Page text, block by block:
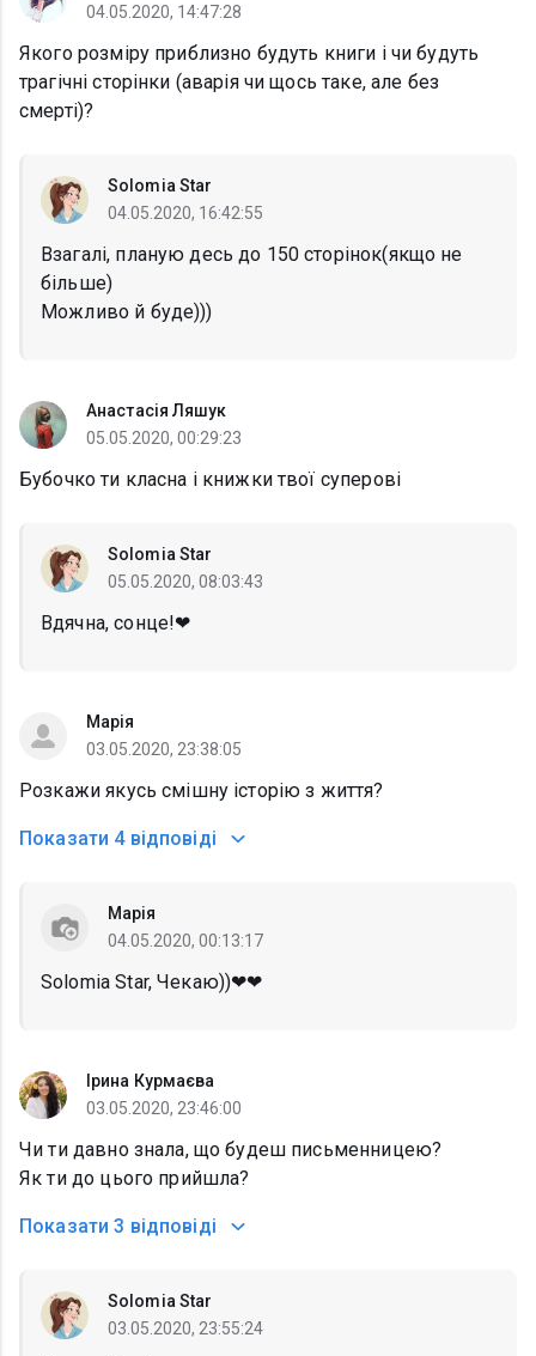
04.05.2020, 14:47:28
Якого розміру приблизно будуть книги і чи будуть
трагічні сторінки (аварія чи щось таке, але без
смерті)?
Solomia Star
04.05.2020, 16:42:55
Взагалі, планую десь до 150 сторінок(якщо не
більше)
Можливо й буде)))
Анастасія Ляшук
05.05.2020, 00:29:23
Бубочко ти класна і книжки твої суперові
Solomia Star
05.05.2020, 08:03:43
Вдячна, сонце!❤
Марія
03.05.2020, 23:38:05
Розкажи якусь смішну історію з життя?
Показати 4 відповіді
Марія
04.05.2020, 00:13:17
Solomia Star, Чекаю))❤❤
Ірина Курмаєва
03.05.2020, 23:46:00
Чи ти давно знала, що будеш письменницею?
Як ти до цього прийшла?
Показати 3 відповіді
Solomia Star
03.05.2020, 23:55:24